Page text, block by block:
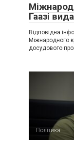
Гаазі
Відповідна
Міжнародного
досудового
Політика